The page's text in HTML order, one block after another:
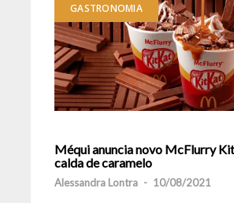
GASTRONOMIA
Méqui anuncia novo McFlurry
calda de caramelo
Alessandra Lontra - 10/08/2021